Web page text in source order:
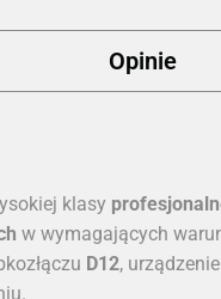
Opinie
klasy
w wymagających
D12,